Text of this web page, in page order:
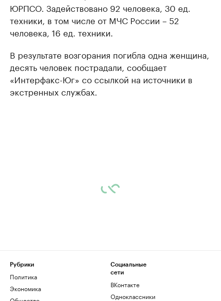
ЮРПСО. Задействовано 92 человека, 30 ед.
техники, в том числе от МЧС России – 52
человека, 16 ед. техники.
В результате возгорания погибла одна женщина,
десять человек пострадали, сообщает
«Интерфакс-Юг» со ссылкой на источники в
экстренных службах.​
Рубрики
Политика
Экономика
Социальные
сети
ВКонтакте
Одноклассники